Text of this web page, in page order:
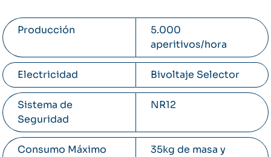
Producción
5.000
aperitivos/hora
Electricidad Bivoltaje Selector
Sistema de
Seguridad
NR12
Consumo Máximo
35kg de masa y